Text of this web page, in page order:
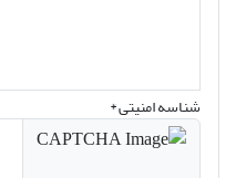
شناسه امنیتی *